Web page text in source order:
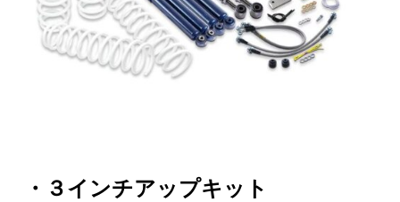
・３インチアップキット